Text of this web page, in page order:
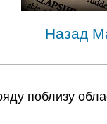
Назад
поблизу